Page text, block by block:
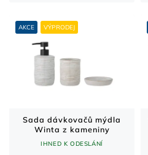
AKCE VÝPRODEJ
Sada dávkovačů mýdla
Winta z kameniny
IHNED K ODESLÁNÍ